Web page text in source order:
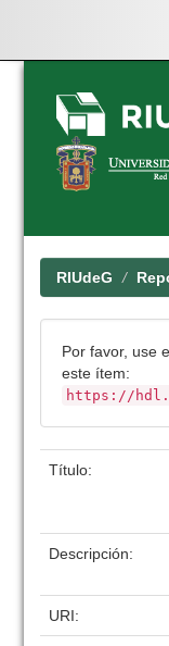
Skip
navigation
RIUdeG
Por favor, use
este ítem:
https://
Título:
Descripción:
URI: